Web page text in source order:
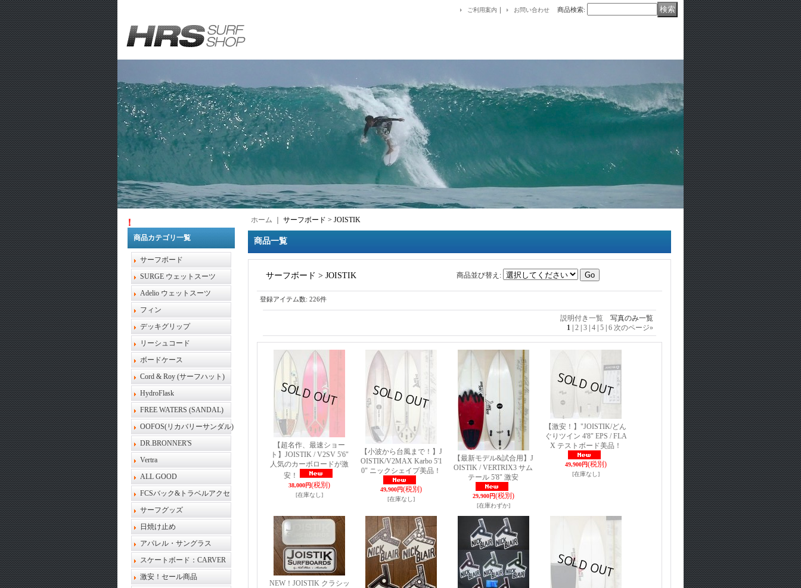
ご利用案内 ｜ お問い合わせ 商品検索:
1万円以上お買い上げで送料が無料！！
商品カテゴリ一覧
サーフボード
SURGE ウェットスーツ
Adelio ウェットスーツ
フィン
デッキグリップ
リーシュコード
ボードケース
Cord & Roy (サーフハット)
HydroFlask
FREE WATERS (SANDAL)
OOFOS(リカバリーサンダル)
DR.BRONNER'S
Vertra
ALL GOOD
FCSバック&トラベルアクセ
サーフグッズ
日焼け止め
アパレル・サングラス
スケートボード：CARVER
激安！セール商品
ホーム サーフボード > JOISTIK
商品一覧
サーフボード > JOISTIK 商品並び替え :
登録アイテム数: 226件
説明付き一覧 写真のみ一覧
1 2 3 4 5 6 次のページ»
【超名作、最速ショー
ト】JOISTIK / V2SV 5'6"
人気のカーボロードが激
安！
38,000円(税別)
[在庫なし]
【小波から台風まで！】J
OISTIK/V2MAX Karbo 5'1
0" ニックシェイプ美品！
49,900円(税別)
[在庫なし]
【最新モデル&試合用】J
OISTIK / VERTRIX3 サム
テール 5'8" 激安
29,900円(税別)
[在庫わずか]
【激安！】"JOISTIK/どん
ぐりツイン 4'8" EPS / FLA
X テストボード美品！
49,900円(税別)
[在庫なし]
NEW！JOISTIK クラシッ